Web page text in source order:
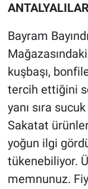
Bayram
kuşbaşı,
tercih ettiğini
yanı sıra
Sakatat
yoğun ilgi
tükenebiliyor.
memnunuz.